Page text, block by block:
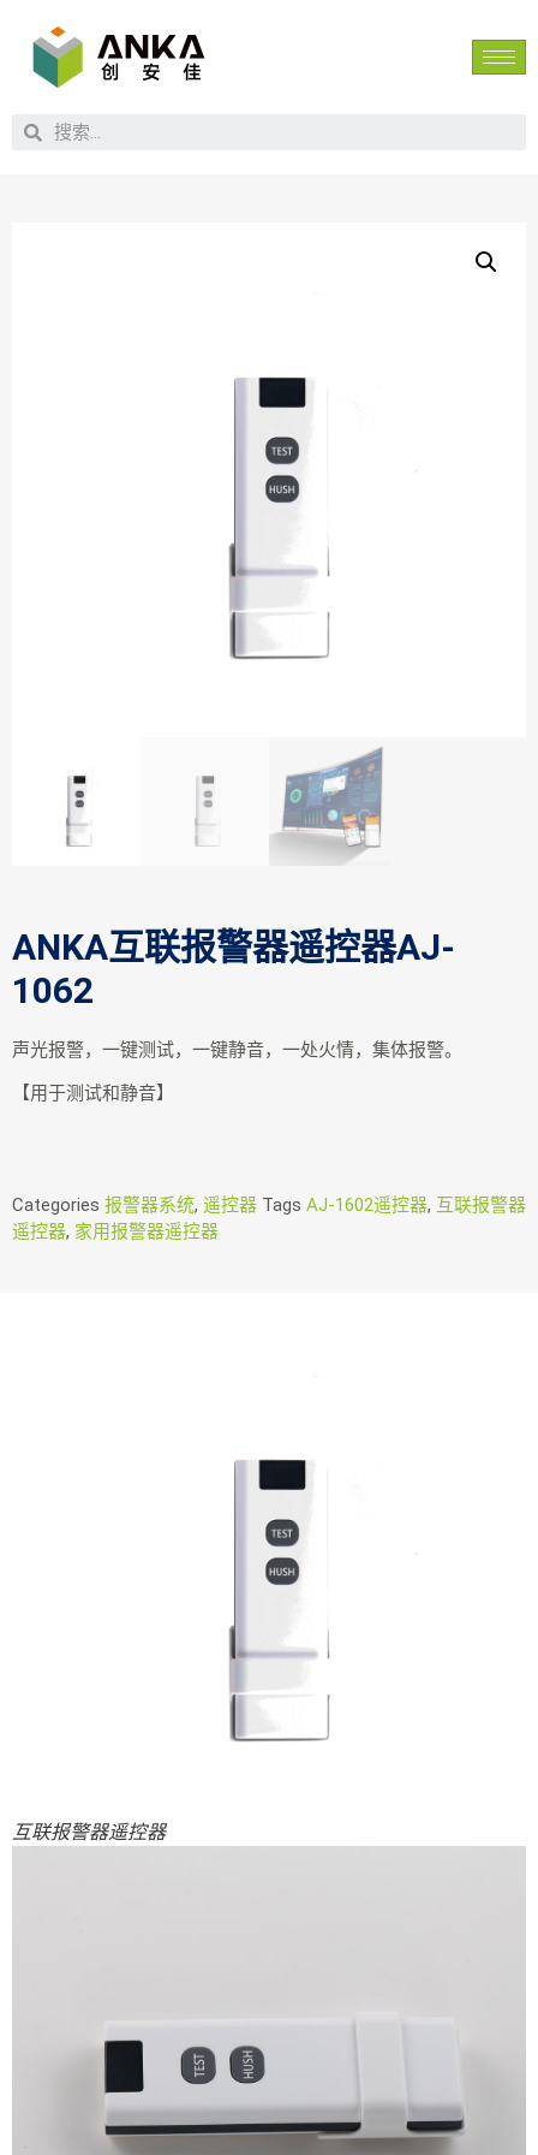
ANKA互联报警器遥控器AJ-
1062
声光报警，一键测试，一键静音，一处火情，集体报警。
【用于测试和静音】
Categories 报警器系统, 遥控器 Tags AJ-1602遥控器, 互联报警器
遥控器, 家用报警器遥控器
互联报警器遥控器